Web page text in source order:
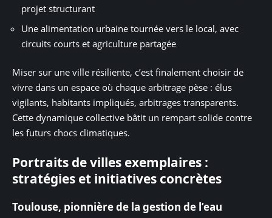
projet structurant
Une alimentation urbaine tournée vers le local, avec
circuits courts et agriculture partagée
Miser sur une ville résiliente, c’est finalement choisir de
vivre dans un espace où chaque arbitrage pèse : élus
vigilants, habitants impliqués, arbitrages transparents.
Cette dynamique collective bâtit un rempart solide contre
les futurs chocs climatiques.
Portraits de villes exemplaires :
stratégies et initiatives concrètes
Toulouse, pionnière de la gestion de l’eau